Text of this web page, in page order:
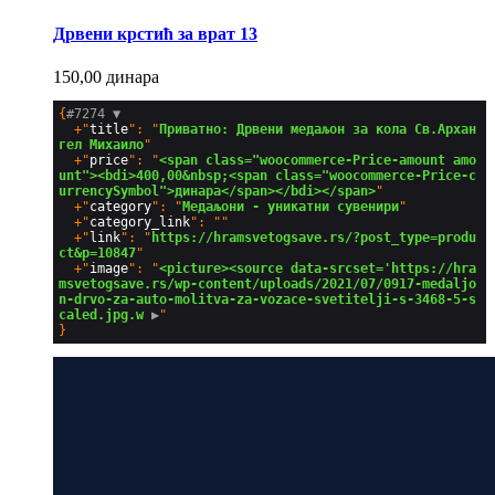
Дрвени крстић за врат 13
150,00 динара
{#7274 ▼
  +"
title": " Приватно: Дрвени медаљон за кола Св.Архан
гел Михаило"
  +"
price": "<span class="woocommerce-Price-amount amo
unt"><bdi>400,00&nbsp;<span class="woocommerce-Price-c
urrencySymbol">динара</span></bdi></span>"
  +"
category": " Медаљони - уникатни сувенири"
  +"
category_link": ""
  +"
link": " https://hramsvetogsave.rs/?post_type=produ
ct&p=10847"
  +"
image": "<picture><source data-srcset='https://hra
msvetogsave.rs/wp-content/uploads/2021/07/0917-medaljo
n-drvo-za-auto-molitva-za-vozace-svetitelji-s-3468-5-s
caled.jpg.w ▶